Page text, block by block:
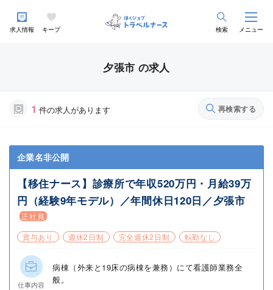
求人情報 キープ 検索 メニュー
夕張市 の求人
1 件の求人があります 再検索する
企業名非公開
【移住ナース】診療所で年収520万円・月給39万
円（経験9年モデル）／年間休日120日／夕張市
正社員
賞与あり
週休2日制 完全週休2日制 転勤なし
仕事内容
病棟（外来と19床の病棟を兼務）にて看護師業務全
般。